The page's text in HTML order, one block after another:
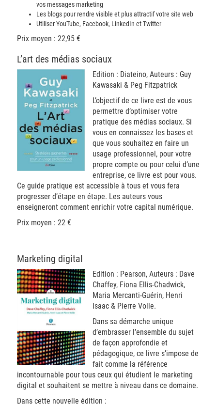
vos messages marketing
Les blogs pour rendre visible et plus attractif votre site web
Utiliser YouTube, Facebook, LinkedIn et Twitter
Prix moyen : 22,95 €
L’art des médias sociaux
Edition : Diateino, Auteurs : Guy
Kawasaki & Peg Fitzpatrick
L’objectif de ce livre est de vous
permettre d’optimiser votre
pratique des médias sociaux. Si
vous en connaissez les bases et
que vous souhaitez en faire un
usage professionnel, pour votre
propre compte ou pour celui d’une
entreprise, ce livre est pour vous.
Ce guide pratique est accessible à tous et vous fera
progresser d’étape en étape. Les auteurs vous
enseigneront comment enrichir votre capital numérique.
Prix moyen : 22 €
Marketing digital
Edition : Pearson, Auteurs : Dave
Chaffey, Fiona Ellis-Chadwick,
Maria Mercanti-Guérin, Henri
Isaac & Pierre Volle.
Dans sa démarche unique
d’embrasser l’ensemble du sujet
de façon approfondie et
pédagogique, ce livre s’impose de
fait comme la référence
incontournable pour tous ceux qui étudient le marketing
digital et souhaitent se mettre à niveau dans ce domaine.
Dans cette nouvelle édition :